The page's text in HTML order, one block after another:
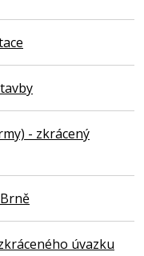
- zkrácený
úvazku